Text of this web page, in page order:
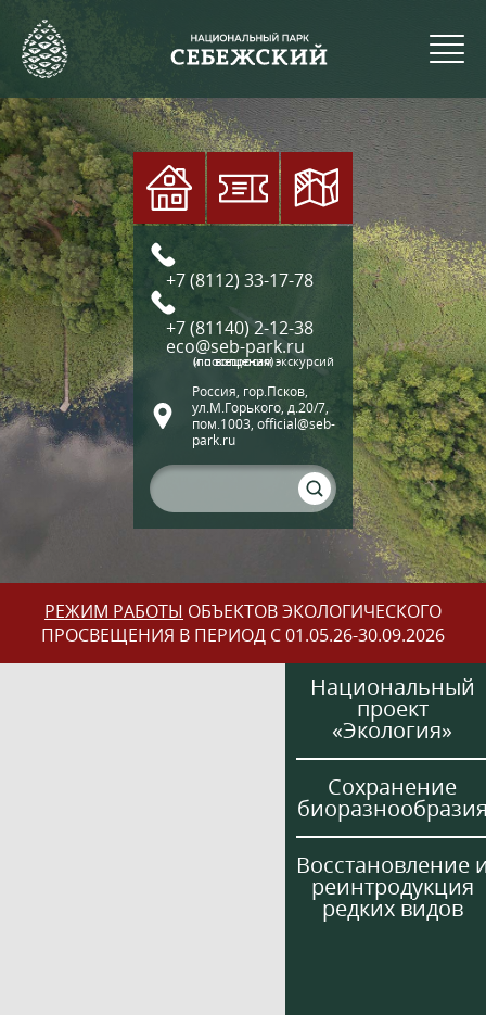
+7 (8112) 33-17-78
+7 (81140) 2-12-38
eco@seb-park.ru
(по вопросам экскурсий и посещения)
Россия, гор.Псков,
ул.М.Горького, д.20/7,
пом.1003, official@seb-
park.ru
РЕЖИМ РАБОТЫ ОБЪЕКТОВ ЭКОЛОГИЧЕСКОГО
ПРОСВЕЩЕНИЯ В ПЕРИОД С 01.05.26-30.09.2026
Национальный
проект
«Экология»
Сохранение
Восстановление
реинтродукция
редких видов